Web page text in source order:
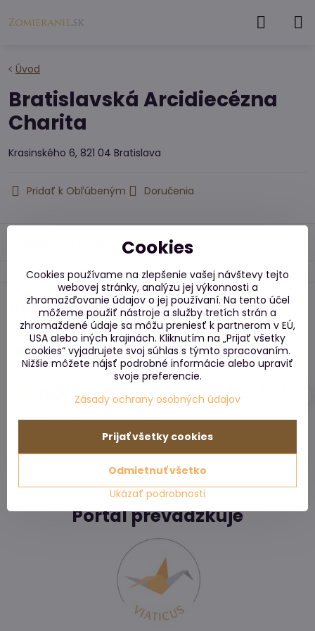
Úvod
Bratislavská Arcidiecézna
Charita
Krasinského 6, 821 04 Bratislava
Pridať k Obľúbeným Doručenia
Doplnkové informácie
Vytvorené s podporou
Portál prevádzkuje
Cookies
Cookies používame na zlepšenie vašej návštevy tejto
webovej stránky, analýzu jej výkonnosti a
zhromažďovanie údajov o jej používaní. Na tento účel
môžeme použiť nástroje a služby tretích strán a
zhromaždené údaje sa môžu preniesť k partnerom v EÚ,
USA alebo iných krajinách. Kliknutím na „Prijať všetky
cookies“ vyjadrujete svoj súhlas s týmto spracovaním.
Nižšie môžete nájsť podrobné informácie alebo upraviť
svoje preferencie.
Zásady ochrany osobných údajov
Ukázať podrobnosti
Prijať všetky cookies
Odmietnuť všetko